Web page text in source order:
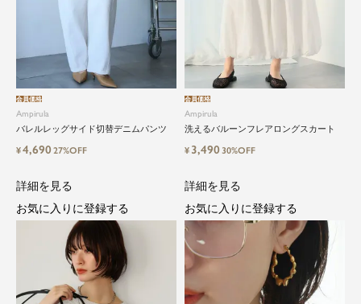
Ampirula
バレルレッグサイド切替デニムパンツ
会員価格
¥4,69027%OFF
Ampirula
洗えるバルーンフレアロングスカート
会員価格
¥ 3,49030%OFF
詳細を見る
お気に入りに登録する
詳細を見る
お気に入りに登録する